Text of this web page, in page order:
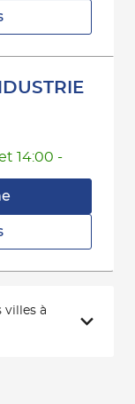
14:00 -
villes à